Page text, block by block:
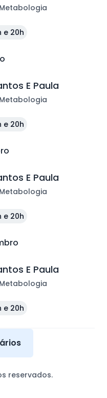
e 20h
E Paula
e 20h
E Paula
e 20h
E Paula
e 20h
reservados.